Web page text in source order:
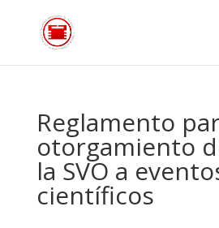
Reglamento
otorgamiento
la SVO a
científicos